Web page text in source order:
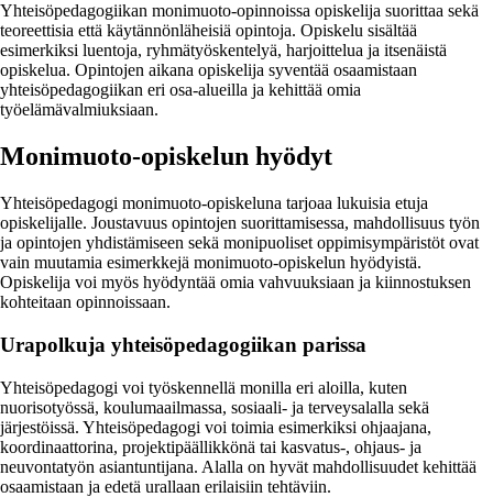
Yhteisöpedagogiikan monimuoto-opinnoissa opiskelija suorittaa sekä
teoreettisia että käytännönläheisiä opintoja. Opiskelu sisältää
esimerkiksi luentoja, ryhmätyöskentelyä, harjoittelua ja itsenäistä
opiskelua. Opintojen aikana opiskelija syventää osaamistaan
yhteisöpedagogiikan eri osa-alueilla ja kehittää omia
työelämävalmiuksiaan.
Monimuoto-opiskelun hyödyt
Yhteisöpedagogi monimuoto-opiskeluna tarjoaa lukuisia etuja
opiskelijalle. Joustavuus opintojen suorittamisessa, mahdollisuus työn
ja opintojen yhdistämiseen sekä monipuoliset oppimisympäristöt ovat
vain muutamia esimerkkejä monimuoto-opiskelun hyödyistä.
Opiskelija voi myös hyödyntää omia vahvuuksiaan ja kiinnostuksen
kohteitaan opinnoissaan.
Urapolkuja yhteisöpedagogiikan parissa
Yhteisöpedagogi voi työskennellä monilla eri aloilla, kuten
nuorisotyössä, koulumaailmassa, sosiaali- ja terveysalalla sekä
järjestöissä. Yhteisöpedagogi voi toimia esimerkiksi ohjaajana,
koordinaattorina, projektipäällikkönä tai kasvatus-, ohjaus- ja
neuvontatyön asiantuntijana. Alalla on hyvät mahdollisuudet kehittää
osaamistaan ja edetä urallaan erilaisiin tehtäviin.